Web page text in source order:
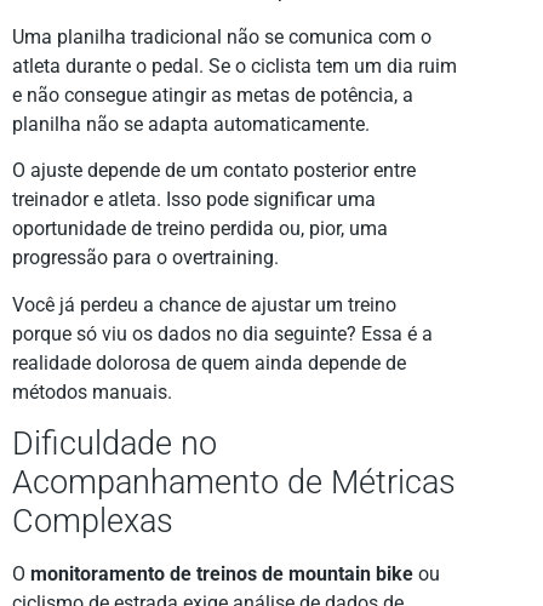
Uma planilha tradicional não se comunica com o
atleta durante o pedal. Se o ciclista tem um dia ruim
e não consegue atingir as metas de potência, a
planilha não se adapta automaticamente.
O ajuste depende de um contato posterior entre
treinador e atleta. Isso pode significar uma
oportunidade de treino perdida ou, pior, uma
progressão para o overtraining.
Você já perdeu a chance de ajustar um treino
porque só viu os dados no dia seguinte? Essa é a
realidade dolorosa de quem ainda depende de
métodos manuais.
Dificuldade no
Acompanhamento de Métricas
Complexas
O monitoramento de treinos de mountain bike ou